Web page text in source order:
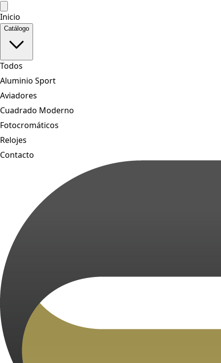
Inicio
Catálogo
Todos
Aluminio Sport
Aviadores
Cuadrado Moderno
Fotocromáticos
Relojes
Contacto